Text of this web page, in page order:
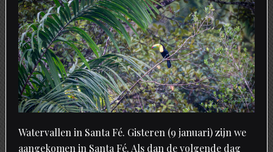
Watervallen in Santa Fé. Gisteren (9 januari) zijn we
aangekomen in Santa Fé. Als dan de volgende dag